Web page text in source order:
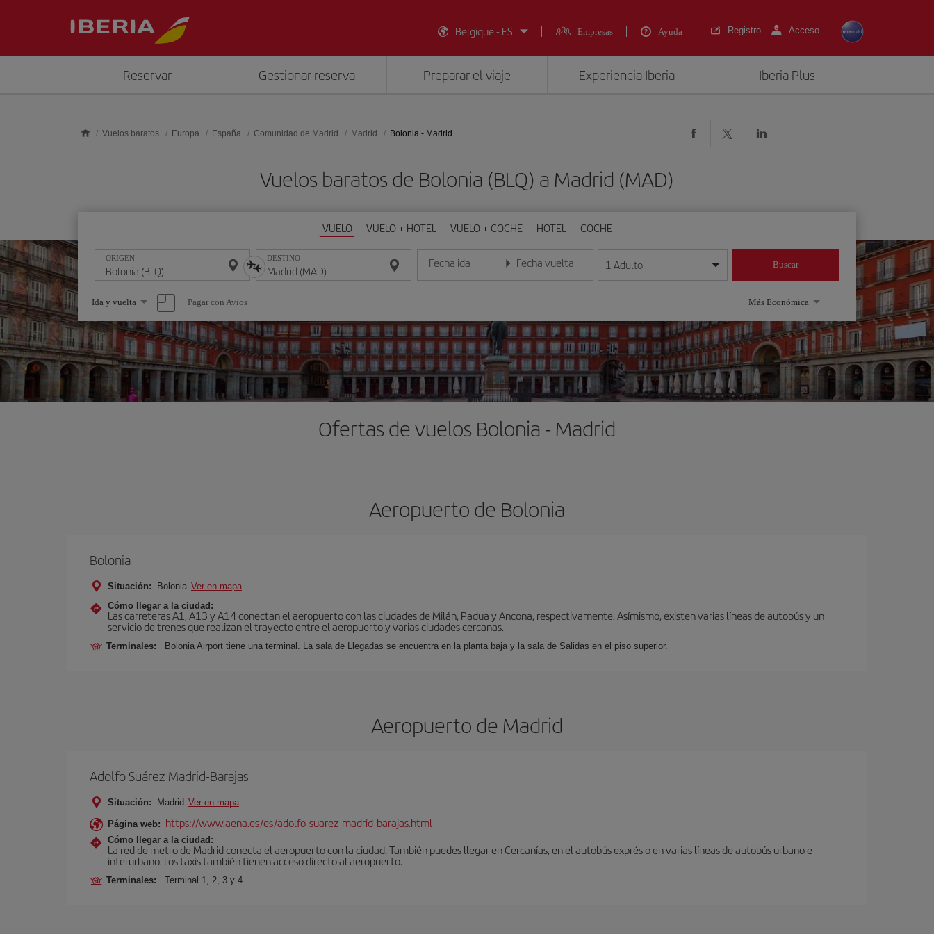
Belgique - ES
Empresas Ayuda Registro Acceso
Reservar Gestionar reserva Preparar el viaje Experiencia Iberia Iberia Plus
Vuelos baratos Europa España Comunidad de Madrid Madrid Bolonia - Madrid
Vuelos baratos de Bolonia (BLQ) a Madrid (MAD)
VUELO VUELO + HOTEL VUELO + COCHE HOTEL COCHE
ORIGEN DESTINO Fecha ida
Introduce la fecha en formato día/mes/año
Fecha vuelta
Introduce la fecha en formato día/mes/año
1 Adulto Buscar
Seleccione
una
opción
Ida y vuelta Pagar con Avios Más Económica
Ofertas de vuelos Bolonia - Madrid
Aeropuerto de Bolonia
Bolonia
Situación: Bolonia Ver en mapa
Cómo llegar a la ciudad:
Las carreteras A1, A13 y A14 conectan el aeropuerto con las ciudades de Milán, Padua y Ancona, respectivamente. Asímismo, existen varias líneas de autobús y un
servicio de trenes que realizan el trayecto entre el aeropuerto y varias ciudades cercanas.
Terminales: Bolonia Airport tiene una terminal. La sala de Llegadas se encuentra en la planta baja y la sala de Salidas en el piso superior.
Aeropuerto de Madrid
Adolfo Suárez Madrid-Barajas
Situación: Madrid Ver en mapa
Página web: https://www.aena.es/es/adolfo-suarez-madrid-barajas.html
Cómo llegar a la ciudad:
La red de metro de Madrid conecta el aeropuerto con la ciudad. También puedes llegar en Cercanías, en el autobús exprés o en varias líneas de autobús urbano e
interurbano. Los taxis también tienen acceso directo al aeropuerto.
Terminales: Terminal 1, 2, 3 y 4